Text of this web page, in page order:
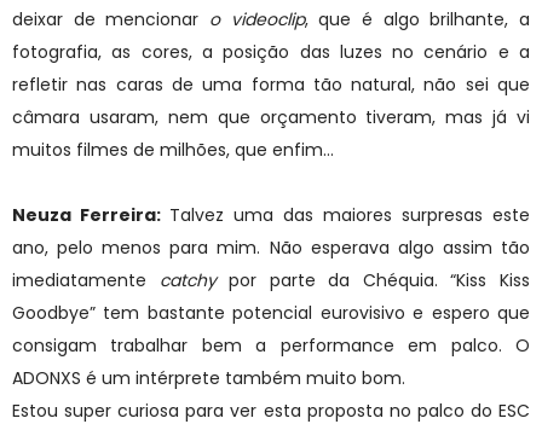
deixar de mencionar o videoclip, que é algo brilhante, a
fotografia, as cores, a posição das luzes no cenário e a
refletir nas caras de uma forma tão natural, não sei que
câmara usaram, nem que orçamento tiveram, mas já vi
muitos filmes de milhões, que enfim…
Neuza Ferreira: Talvez uma das maiores surpresas este
ano, pelo menos para mim. Não esperava algo assim tão
imediatamente catchypor parte da Chéquia. “Kiss Kiss
Goodbye” tem bastante potencial eurovisivo e espero que
consigam trabalhar bem a performance em palco. O
ADONXS é um intérprete também muito bom.
Estou super curiosa para ver esta proposta no palco do ESC